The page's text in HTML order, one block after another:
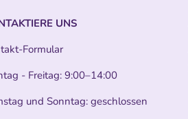
UNS
Formular
- Freitag: 9:00–14:00
und Sonntag: geschlossen